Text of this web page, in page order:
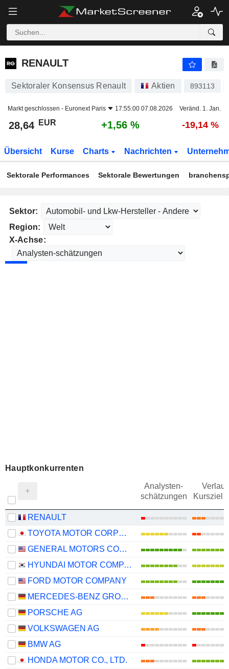
RENAULT
RENAULT
Sektoraler Konsensus Renault Aktien 893113
Markt geschlossen - Euronext Paris 17:55:00 07.08.2026 Veränd. 1. Jan.
28,64 EUR +1,56 % -19,14 %
Übersicht Kurse Charts Nachrichten
Sektorale Performances Sektorale Bewertungen
Sektor:
Region:
X-Achse:
Hauptkonkurrenten
Analysten-
schätzungen
Verlauf
Kursziel
RENAULT
TOYOTA MOTOR CORPORATION
GENERAL MOTORS COMPANY
HYUNDAI MOTOR COMPANY
FORD MOTOR COMPANY
MERCEDES-BENZ GROUP AG
PORSCHE AG
VOLKSWAGEN AG
BMW AG
HONDA MOTOR CO., LTD.